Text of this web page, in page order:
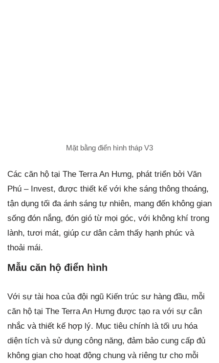
Mặt bằng điển hình tháp V3
Các căn hộ tại The Terra An Hưng, phát triển bởi Văn
Phú – Invest, được thiết kế với khe sáng thông thoáng,
tận dụng tối đa ánh sáng tự nhiên, mang đến không gian
sống đón nắng, đón gió từ mọi góc, với không khí trong
lành, tươi mát, giúp cư dân cảm thấy hạnh phúc và
thoải mái.
Mẫu căn hộ điển hình
Với sự tài hoa của đội ngũ Kiến trúc sư hàng đầu, mỗi
căn hộ tại The Terra An Hưng được tạo ra với sự cân
nhắc và thiết kế hợp lý. Mục tiêu chính là tối ưu hóa
diện tích và sử dụng công năng, đảm bảo cung cấp đủ
không gian cho hoạt động chung và riêng tư cho mỗi